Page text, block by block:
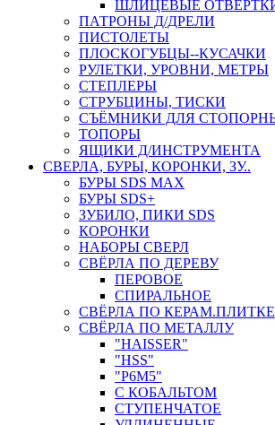
ШЛИЦЕВЫЕ
ПАТРОНЫ Д/ДРЕЛИ
ПИСТОЛЕТЫ
ПЛОСКОГУБЦЫ--КУСАЧКИ
РУЛЕТКИ, УРОВНИ, МЕТРЫ
СТЕПЛЕРЫ
СТРУБЦИНЫ, ТИСКИ
СЪЁМНИКИ ДЛЯ
ТОПОРЫ
ЯЩИКИ Д/ИНСТРУМЕНТА
СВЕРЛА, БУРЫ, КОРОНКИ, ЗУ..
БУРЫ SDS MAX
БУРЫ SDS+
ЗУБИЛО, ПИКИ SDS
КОРОНКИ
НАБОРЫ СВЕРЛ
СВЁРЛА ПО ДЕРЕВУ
ПЕРОВОЕ
СПИРАЛЬНОЕ
СВЁРЛА ПО КЕРАМ.ПЛИТКЕ
СВЁРЛА ПО МЕТАЛЛУ
"HAISSER"
"HSS"
"Р6М5"
С КОБАЛЬТОМ
СТУПЕНЧАТОЕ